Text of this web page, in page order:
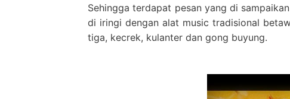
Sehingga terdapat pesan yang di
di iringi dengan alat music tradisional
tiga, kecrek, kulanter dan gong buyung.